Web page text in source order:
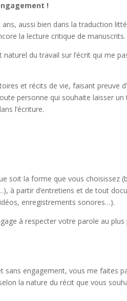
!
ans, aussi bien dans la traduction
la lecture critique de manuscrits.
du travail sur l’écrit qui me
et récits de vie, faisant preuve
personne qui souhaite laisser
l’écriture.
soit la forme que vous choisissez
à partir d’entretiens et de tout
enregistrements sonores…).
à respecter votre parole au
sans engagement, vous me faites
la nature du récit que vous